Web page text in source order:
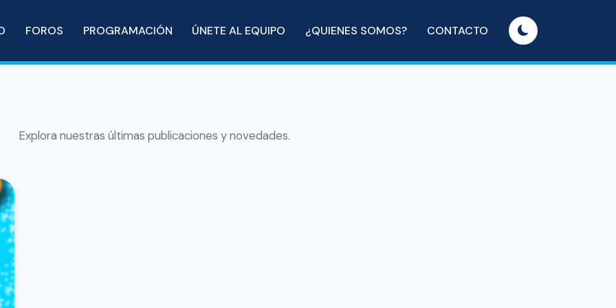
FOROS PROGRAMACIÓN ÚNETE AL EQUIPO ¿QUIENES SOMOS? CONTACTO
Explora nuestras últimas publicaciones y novedades.